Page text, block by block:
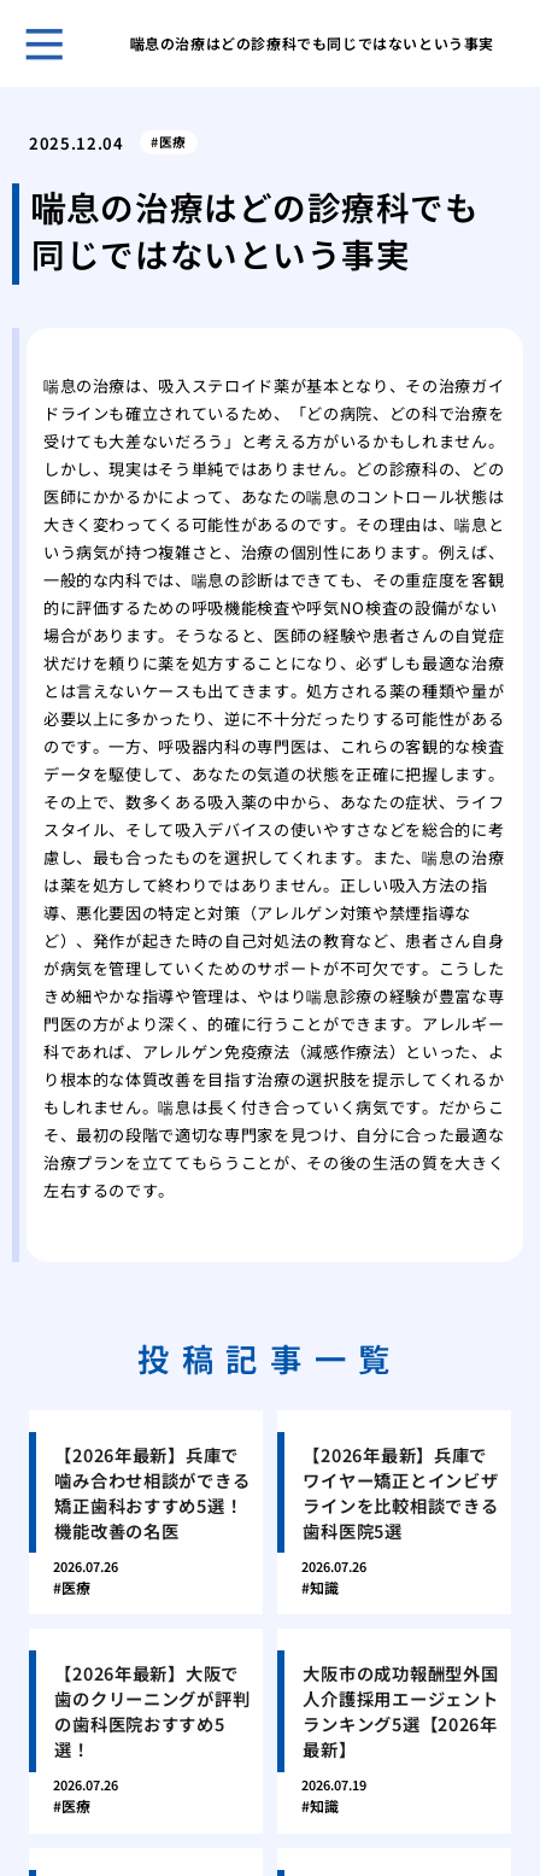
喘息の治療はどの診療科でも同じではないという事実
湿
透
美
ト
2025.12.04 医療
喘息の治療はどの診療科でも
同じではないという事実
喘息の治療は、吸入ステロイド薬が基本となり、その治療ガイ
ドラインも確立されているため、「どの病院、どの科で治療を
受けても大差ないだろう」と考える方がいるかもしれません。
しかし、現実はそう単純ではありません。どの診療科の、どの
医師にかかるかによって、あなたの喘息のコントロール状態は
大きく変わってくる可能性があるのです。その理由は、喘息と
いう病気が持つ複雑さと、治療の個別性にあります。例えば、
一般的な内科では、喘息の診断はできても、その重症度を客観
的に評価するための呼吸機能検査や呼気NO検査の設備がない
場合があります。そうなると、医師の経験や患者さんの自覚症
状だけを頼りに薬を処方することになり、必ずしも最適な治療
とは言えないケースも出てきます。処方される薬の種類や量が
必要以上に多かったり、逆に不十分だったりする可能性がある
のです。一方、呼吸器内科の専門医は、これらの客観的な検査
データを駆使して、あなたの気道の状態を正確に把握します。
その上で、数多くある吸入薬の中から、あなたの症状、ライフ
スタイル、そして吸入デバイスの使いやすさなどを総合的に考
慮し、最も合ったものを選択してくれます。また、喘息の治療
は薬を処方して終わりではありません。正しい吸入方法の指
導、悪化要因の特定と対策（アレルゲン対策や禁煙指導な
ど）、発作が起きた時の自己対処法の教育など、患者さん自身
が病気を管理していくためのサポートが不可欠です。こうした
きめ細やかな指導や管理は、やはり喘息診療の経験が豊富な専
門医の方がより深く、的確に行うことができます。アレルギー
科であれば、アレルゲン免疫療法（減感作療法）といった、よ
り根本的な体質改善を目指す治療の選択肢を提示してくれるか
もしれません。喘息は長く付き合っていく病気です。だからこ
そ、最初の段階で適切な専門家を見つけ、自分に合った最適な
治療プランを立ててもらうことが、その後の生活の質を大きく
左右するのです。
投稿記事一覧
【2026年最新】兵庫で
噛み合わせ相談ができる
矯正歯科おすすめ5選！
機能改善の名医
2026.07.26
医療
【2026年最新】兵庫で
ワイヤー矯正とインビザ
ラインを比較相談できる
歯科医院5選
2026.07.26
知識
【2026年最新】大阪で
歯のクリーニングが評判
の歯科医院おすすめ5
選！
2026.07.26
医療
大阪市の成功報酬型外国
人介護採用エージェント
ランキング5選【2026年
最新】
2026.07.19
知識